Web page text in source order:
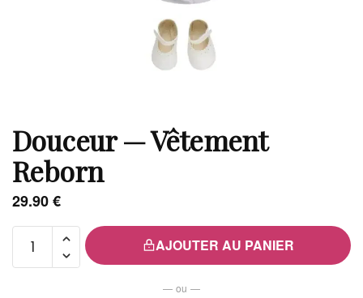
Douceur — Vêtement
Reborn
29.90€
AJOUTER AU PANIER
— ou —